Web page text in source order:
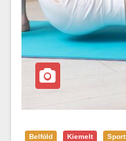
Belföld Kiemelt Sport